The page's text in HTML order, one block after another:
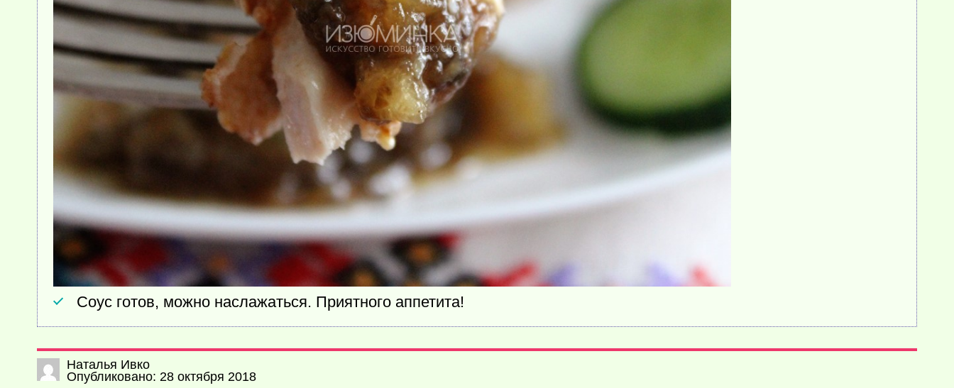
Соус готов, можно наслажаться. Приятного аппетита!
Наталья Ивко
Опубликовано: 28 октября 2018